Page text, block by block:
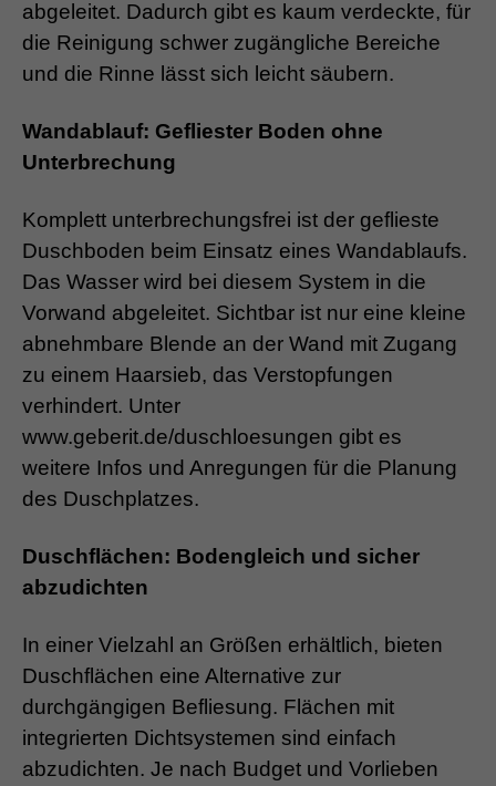
abgeleitet. Dadurch gibt es kaum verdeckte, für
die Reinigung schwer zugängliche Bereiche
und die Rinne lässt sich leicht säubern.
Wandablauf: Gefliester Boden ohne
Unterbrechung
Komplett unterbrechungsfrei ist der geflieste
Duschboden beim Einsatz eines Wandablaufs.
Das Wasser wird bei diesem System in die
Vorwand abgeleitet. Sichtbar ist nur eine kleine
abnehmbare Blende an der Wand mit Zugang
zu einem Haarsieb, das Verstopfungen
verhindert. Unter
www.geberit.de/duschloesungen gibt es
weitere Infos und Anregungen für die Planung
des Duschplatzes.
Duschflächen: Bodengleich und sicher
abzudichten
In einer Vielzahl an Größen erhältlich, bieten
Duschflächen eine Alternative zur
durchgängigen Befliesung. Flächen mit
integrierten Dichtsystemen sind einfach
abzudichten. Je nach Budget und Vorlieben